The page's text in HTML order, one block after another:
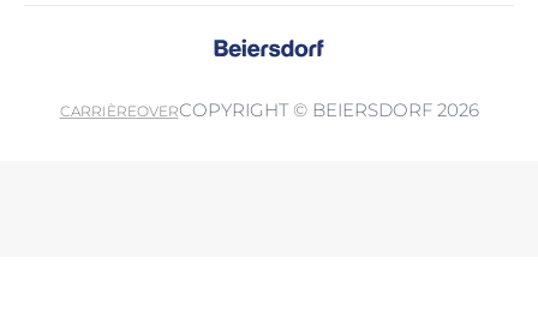
CARRIÈREOVERCOPYRIGHT © BEIERSDORF 2026